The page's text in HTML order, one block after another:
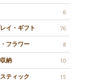
6
イ・ギフト 76
フラワー 8
納 10
ティック 15